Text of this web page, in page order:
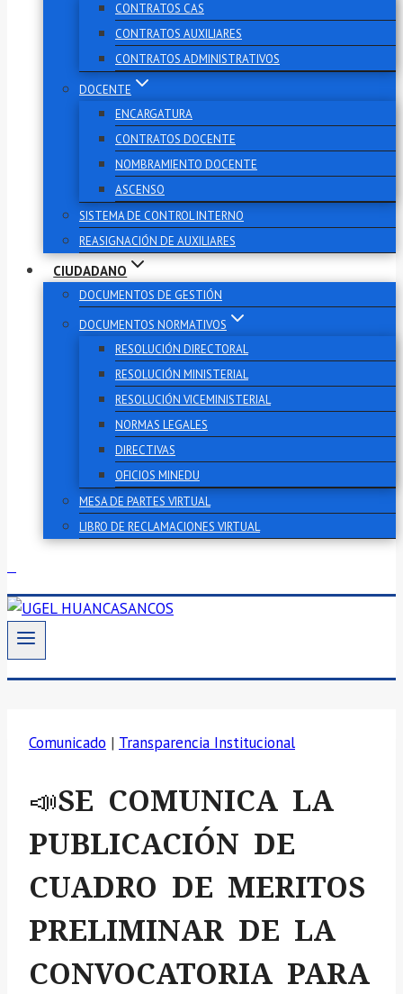
CONTRATOS CAS
CONTRATOS AUXILIARES
CONTRATOS ADMINISTRATIVOS
DOCENTE
ENCARGATURA
CONTRATOS DOCENTE
NOMBRAMIENTO DOCENTE
ASCENSO
SISTEMA DE CONTROL INTERNO
REASIGNACIÓN DE AUXILIARES
CIUDADANO
DOCUMENTOS DE GESTIÓN
DOCUMENTOS NORMATIVOS
RESOLUCIÓN DIRECTORAL
RESOLUCIÓN MINISTERIAL
RESOLUCIÓN VICEMINISTERIAL
NORMAS LEGALES
DIRECTIVAS
OFICIOS MINEDU
MESA DE PARTES VIRTUAL
LIBRO DE RECLAMACIONES VIRTUAL
Comunicado | Transparencia Institucional
📣SE COMUNICA LA
PUBLICACIÓN DE
CUADRO DE MERITOS
PRELIMINAR DE LA
CONVOCATORIA PARA